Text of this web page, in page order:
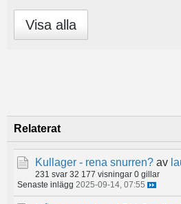
Visa alla
Relaterat
Kullager - rena snurren? av
231 svar 32 177 visningar 0 gillar
Senaste inlägg 2025-09-14, 07:55